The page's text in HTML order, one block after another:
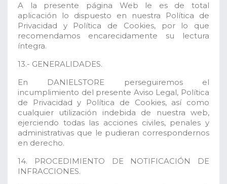
A la presente página Web le es de total
aplicación lo dispuesto en nuestra Política de
Privacidad y Política de Cookies, por lo que
recomendamos encarecidamente su lectura
íntegra.
13.- GENERALIDADES.
En DANIELSTORE perseguiremos el
incumplimiento del presente Aviso Legal, Política
de Privacidad y Política de Cookies, así como
cualquier utilización indebida de nuestra web,
ejerciendo todas las acciones civiles, penales y
administrativas que le pudieran correspondernos
en derecho.
14. PROCEDIMIENTO DE NOTIFICACIÓN DE
INFRACCIONES.